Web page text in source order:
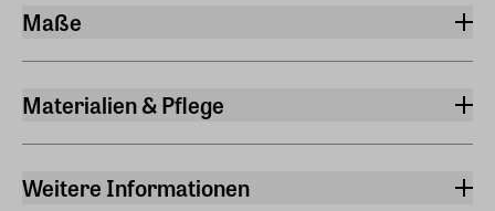
Maße
Höhe
66 cm
Materialien & Pflege
Weitere Informationen